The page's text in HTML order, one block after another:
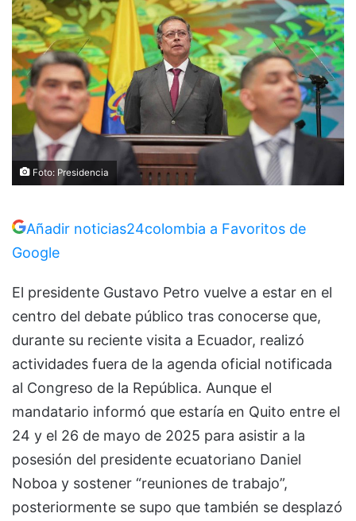
Foto: Presidencia
Añadir noticias24colombia a Favoritos de
Google
El presidente Gustavo Petro vuelve a estar en el
centro del debate público tras conocerse que,
durante su reciente visita a Ecuador, realizó
actividades fuera de la agenda oficial notificada
al Congreso de la República. Aunque el
mandatario informó que estaría en Quito entre el
24 y el 26 de mayo de 2025 para asistir a la
posesión del presidente ecuatoriano Daniel
Noboa y sostener “reuniones de trabajo”,
posteriormente se supo que también se desplazó